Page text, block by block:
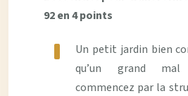
92 en 4 points
Un petit jardin bien
qu’un grand
commencez par la